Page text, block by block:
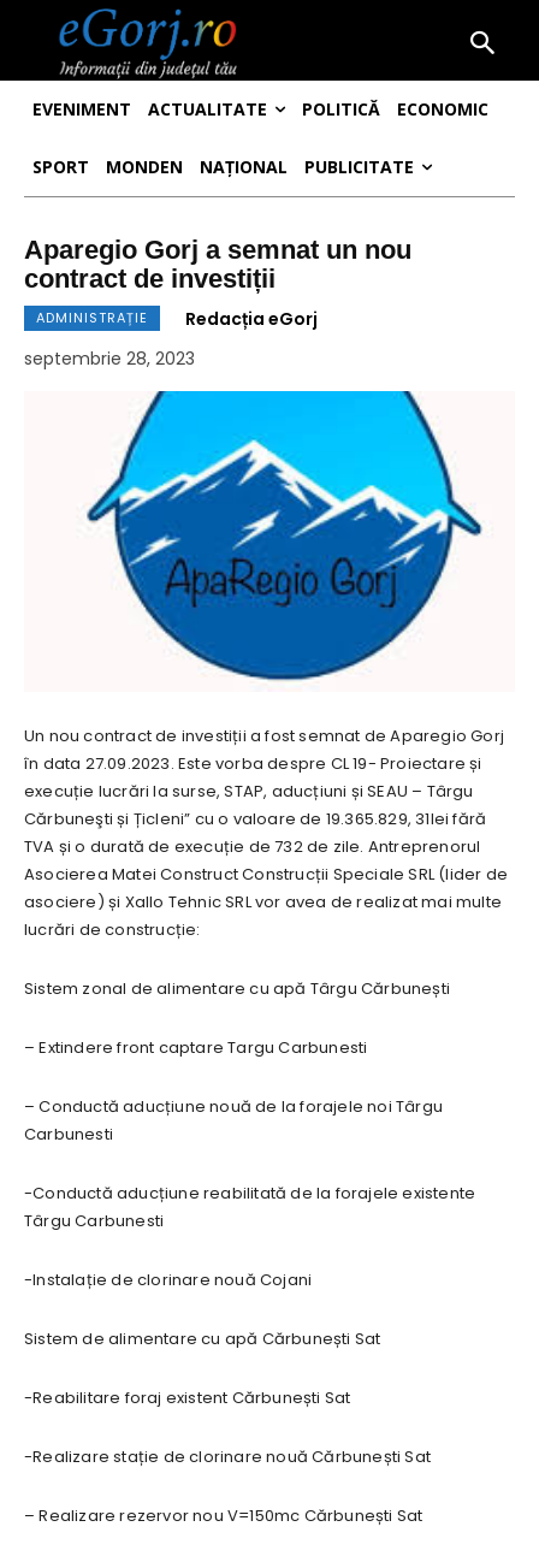
EVENIMENT ACTUALITATE POLITICĂ ECONOMIC
SPORT MONDEN NAȚIONAL PUBLICITATE
Aparegio Gorj a semnat un nou
contract de investiții
ADMINISTRAȚIE
Redacția eGorj
septembrie 28, 2023
Un nou contract de investiții a fost semnat de Aparegio Gorj
în data 27.09.2023. Este vorba despre CL 19- Proiectare și
execuție lucrări la surse, STAP, aducțiuni și SEAU – Târgu
Cărbuneşti și Țicleni” cu o valoare de 19.365.829, 31lei fără
TVA și o durată de execuție de 732 de zile. Antreprenorul
Asocierea Matei Construct Construcții Speciale SRL (lider de
asociere) și Xallo Tehnic SRL vor avea de realizat mai multe
lucrări de construcție:
Sistem zonal de alimentare cu apă Târgu Cărbunești
– Extindere front captare Targu Carbunesti
– Conductă aducțiune nouă de la forajele noi Târgu
Carbunesti
-Conductă aducțiune reabilitată de la forajele existente
Târgu Carbunesti
-Instalație de clorinare nouă Cojani
Sistem de alimentare cu apă Cărbunești Sat
-Reabilitare foraj existent Cărbunești Sat
-Realizare stație de clorinare nouă Cărbunești Sat
– Realizare rezervor nou V=150mc Cărbunești Sat